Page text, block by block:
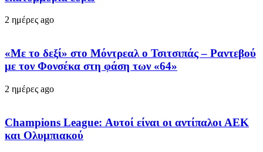
2 ημέρες ago
«Με το δεξί» στο Μόντρεαλ ο Τσιτσιπάς – Ραντεβού
με τον Φονσέκα στη φάση των «64»
2 ημέρες ago
Champions League: Αυτοί είναι οι αντίπαλοι ΑΕΚ
και Ολυμπιακού